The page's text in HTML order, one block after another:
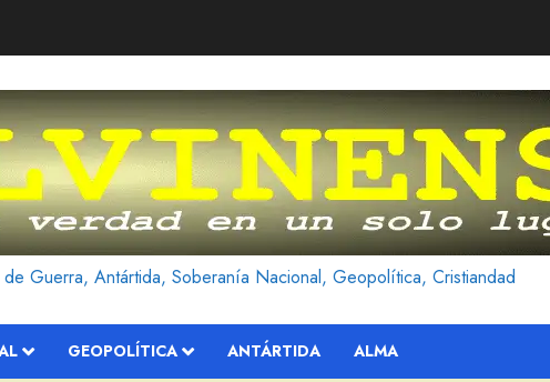
Guerra, Antártida, Soberanía Nacional, Geopolítica, Cristiandad
GEOPOLÍTICA ANTÁRTIDA ALMA